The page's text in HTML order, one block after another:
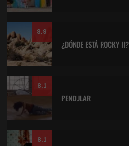
8.9
¿DÓNDE ESTÁ ROCKY II?
8.1
PENDULAR
8.1